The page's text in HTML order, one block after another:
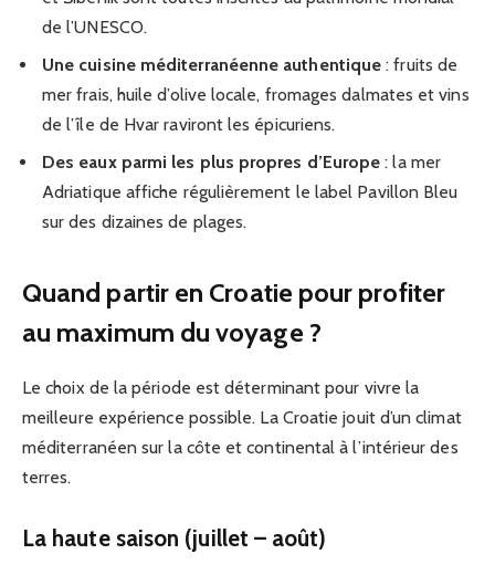
de l’UNESCO.
Une cuisine méditerranéenne authentique : fruits de
mer frais, huile d’olive locale, fromages dalmates et vins
de l’île de Hvar raviront les épicuriens.
Des eaux parmi les plus propres d’Europe : la mer
Adriatique affiche régulièrement le label Pavillon Bleu
sur des dizaines de plages.
Quand partir en Croatie pour profiter
au maximum du voyage ?
Le choix de la période est déterminant pour vivre la
meilleure expérience possible. La Croatie jouit d’un climat
méditerranéen sur la côte et continental à l’intérieur des
terres.
La haute saison (juillet – août)